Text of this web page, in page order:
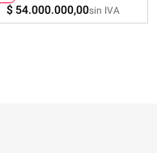
$ 54.000.000,00sin IVA